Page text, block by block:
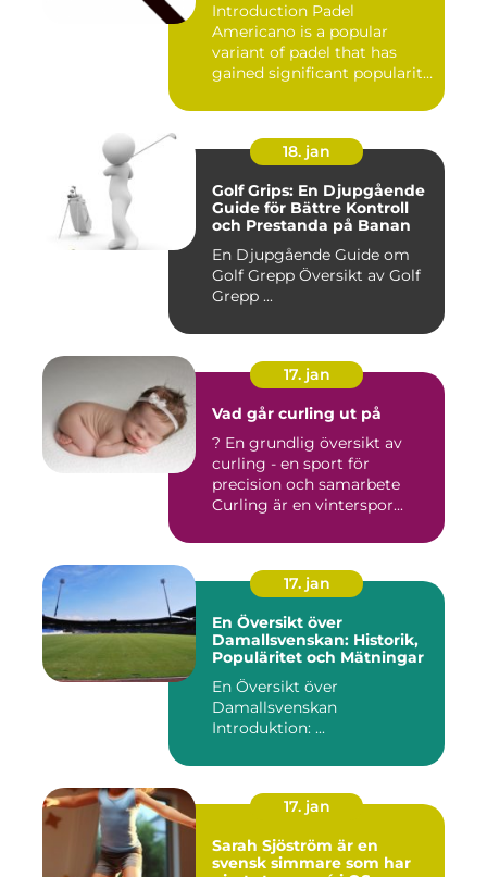
Introduction Padel
Americano is a popular
variant of padel that has
gained significant popularity
18. jan
Golf Grips: En Djupgående
Guide för Bättre Kontroll
och Prestanda på Banan
En Djupgående Guide om
Golf Grepp Översikt av Golf
Grepp ...
17. jan
Vad går curling ut på
? En grundlig översikt av
curling - en sport för
precision och samarbete
Curling är en vinterspor...
17. jan
En Översikt över
Damallsvenskan: Historik,
Populäritet och Mätningar
En Översikt över
Damallsvenskan
Introduktion: ...
17. jan
Sarah Sjöström är en
svensk simmare som har